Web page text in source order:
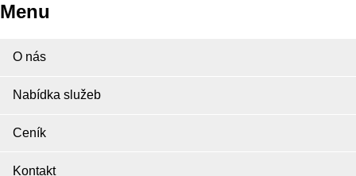
Menu
O nás
Nabídka služeb
Ceník
Kontakt